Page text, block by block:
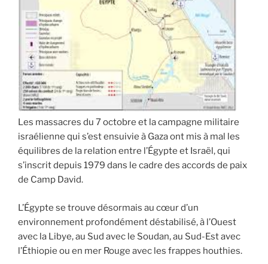
Les massacres du 7 octobre et la campagne militaire
israélienne qui s’est ensuivie à Gaza ont mis à mal les
équilibres de la relation entre l’Égypte et Israël, qui
s’inscrit depuis 1979 dans le cadre des accords de paix
de Camp David.
L’Égypte se trouve désormais au cœur d’un
environnement profondément déstabilisé, à l’Ouest
avec la Libye, au Sud avec le Soudan, au Sud-Est avec
l’Éthiopie ou en mer Rouge avec les frappes houthies.